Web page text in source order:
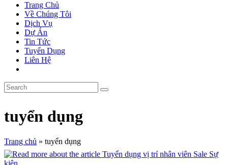
Trang Chủ
Về Chúng Tôi
Dịch Vụ
Dự Án
Tin Tức
Tuyển Dụng
Liên Hệ
tuyển dụng
Trang chủ » tuyển dụng